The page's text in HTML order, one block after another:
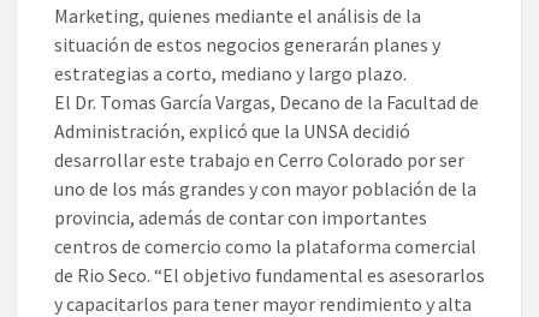
Marketing, quienes mediante el análisis de la
situación de estos negocios generarán planes y
estrategias a corto, mediano y largo plazo.
El Dr. Tomas García Vargas, Decano de la Facultad de
Administración, explicó que la UNSA decidió
desarrollar este trabajo en Cerro Colorado por ser
uno de los más grandes y con mayor población de la
provincia, además de contar con importantes
centros de comercio como la plataforma comercial
de Rio Seco. “El objetivo fundamental es asesorarlos
y capacitarlos para tener mayor rendimiento y alta